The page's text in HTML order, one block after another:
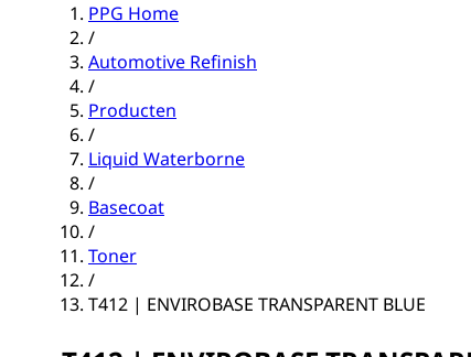
PPG Home
/
Automotive Refinish
/
Producten
/
Liquid Waterborne
/
Basecoat
/
Toner
/
T412 | ENVIROBASE TRANSPARENT BLUE